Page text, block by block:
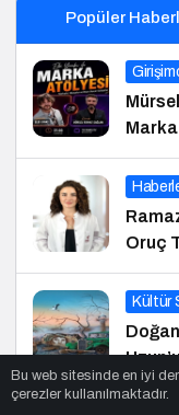
Popüler
Oruç
Kültür
Bu web sitesinde en iyi
çerezler kullanılmaktadır.